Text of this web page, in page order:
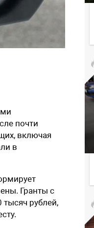
почти
включая
в
Гранты с
рублей,